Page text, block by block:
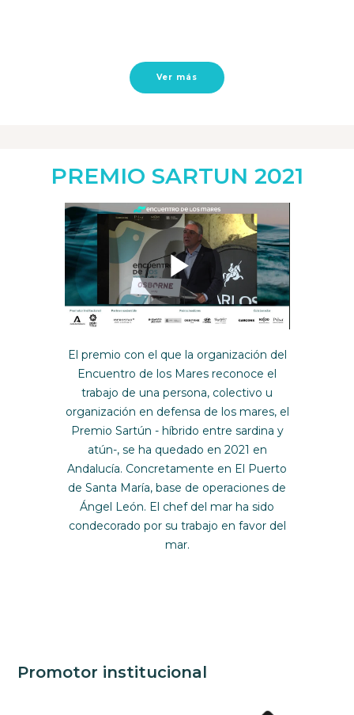
Ver más
PREMIO SARTUN 2021
Play
Video
El premio con el que la organización del
Encuentro de los Mares reconoce el
trabajo de una persona, colectivo u
organización en defensa de los mares, el
Premio Sartún - híbrido entre sardina y
atún-, se ha quedado en 2021 en
Andalucía. Concretamente en El Puerto
de Santa María, base de operaciones de
Ángel León. El chef del mar ha sido
condecorado por su trabajo en favor del
mar.
Promotor institucional